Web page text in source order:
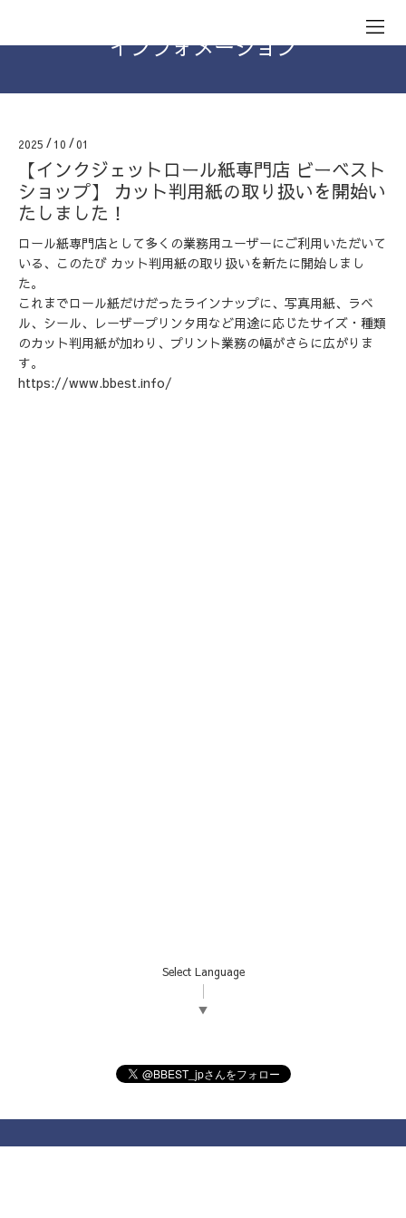
インフォメーション
2025 / 10 / 01
【インクジェットロール紙専門店 ビーベスト
ショップ】 カット判用紙の取り扱いを開始い
たしました！
ロール紙専門店として多くの業務用ユーザーにご利用いただいて
いる、このたび カット判用紙の取り扱いを新たに開始しまし
た。
これまでロール紙だけだったラインナップに、写真用紙、ラベ
ル、シール、レーザープリンタ用など用途に応じたサイズ・種類
のカット判用紙が加わり、プリント業務の幅がさらに広がりま
す。
https://www.bbest.info/
Select Language
▼